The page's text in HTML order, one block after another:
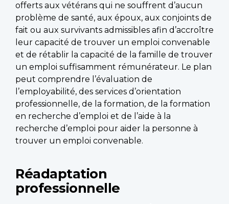
offerts aux vétérans qui ne souffrent d’aucun
problème de santé, aux époux, aux conjoints de
fait ou aux survivants admissibles afin d’accroître
leur capacité de trouver un emploi convenable
et de rétablir la capacité de la famille de trouver
un emploi suffisamment rémunérateur. Le plan
peut comprendre l’évaluation de
l’employabilité, des services d’orientation
professionnelle, de la formation, de la formation
en recherche d’emploi et de l’aide à la
recherche d’emploi pour aider la personne à
trouver un emploi convenable.
Réadaptation
professionnelle